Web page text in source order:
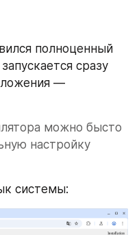
полноценный
сразу
—
можно бысто
настройку
системы: